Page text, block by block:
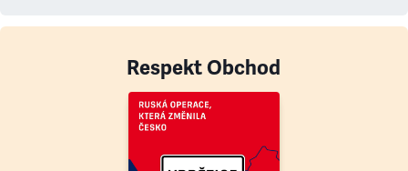
Respekt Obchod